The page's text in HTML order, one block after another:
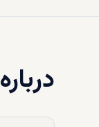
درباره